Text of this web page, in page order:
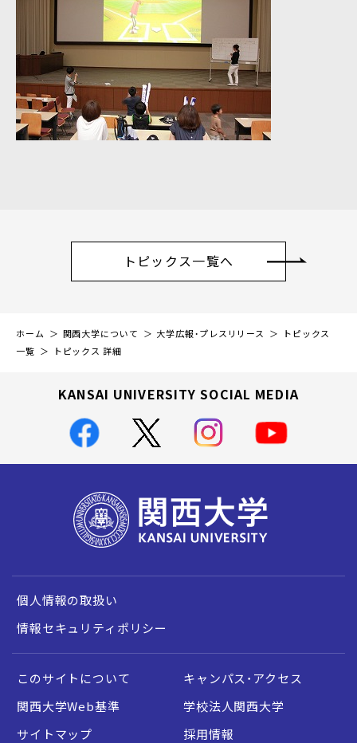
トピックス一覧へ
ホーム 関西大学について 大学広報・プレスリリース
トピックス
一覧
トピックス 詳細
KANSAI UNIVERSITY SOCIAL MEDIA
個人情報の取扱い
情報セキュリティポリシー
このサイトについて
キャンパス・アクセス
関西大学Web基準
学校法人関西大学
サイトマップ
採用情報